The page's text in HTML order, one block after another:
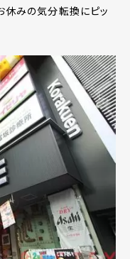
休みの気分転換にピッ